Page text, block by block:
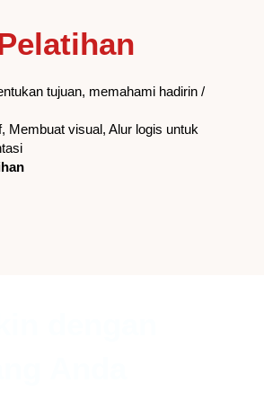
tujuan, memahami hadirin /
Membuat visual, Alur logis untuk